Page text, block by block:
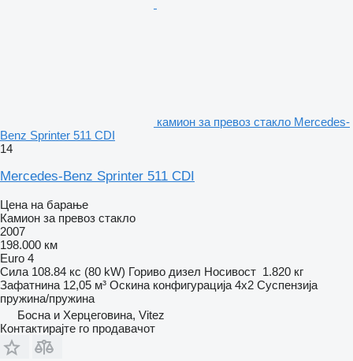
камион за превоз стакло Mercedes-
Benz Sprinter 511 CDI
14
Mercedes-Benz Sprinter 511 CDI
Цена на барање
Камион за превоз стакло
2007
198.000 км
Euro 4
Сила 108.84 кс (80 kW) Гориво дизел Носивост 1.820 кг
Зафатнина 12,05 м³ Оскина конфигурација 4x2 Суспензија
пружина/пружина
Босна и Херцеговина, Vitez
Контактирајте го продавачот